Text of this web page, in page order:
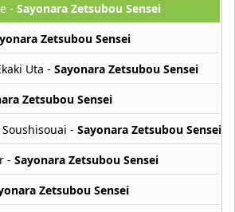
Rabuge
Saka
- Sayonara Zetsubou Sensei
Zetsubou Sensei
Uta - Sayonara Zetsubou Sensei
Zetsubou Sensei
- Sayonara Zetsubou Sensei
- Sayonara Zetsubou Sensei
Zetsubou Sensei